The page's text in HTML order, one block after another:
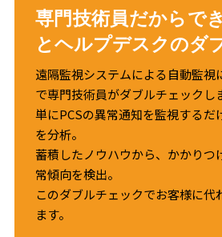
専門技術員だからで
とヘルプデスクのダ
遠隔監視システムによる自動監視
で専門技術員がダブルチェックし
単にPCSの異常通知を監視するだ
を分析。
蓄積したノウハウから、かかりつ
常傾向を検出。
このダブルチェックでお客様に代
ます。